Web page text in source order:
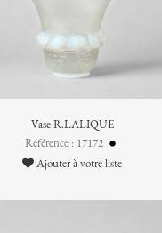
Vase R.LALIQUE
Référence : 17172
Ajouter à votre liste